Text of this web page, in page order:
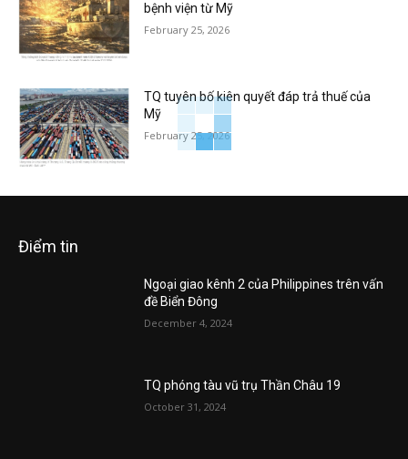
bệnh viện từ Mỹ
February 25, 2026
TQ tuyên bố kiên quyết đáp trả thuế của
Mỹ
February 25, 2026
Điểm tin
Ngoại giao kênh 2 của Philippines trên vấn
đề Biển Đông
December 4, 2024
TQ phóng tàu vũ trụ Thần Châu 19
October 31, 2024